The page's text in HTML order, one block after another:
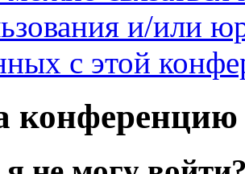
и/или
с этой
конференцию